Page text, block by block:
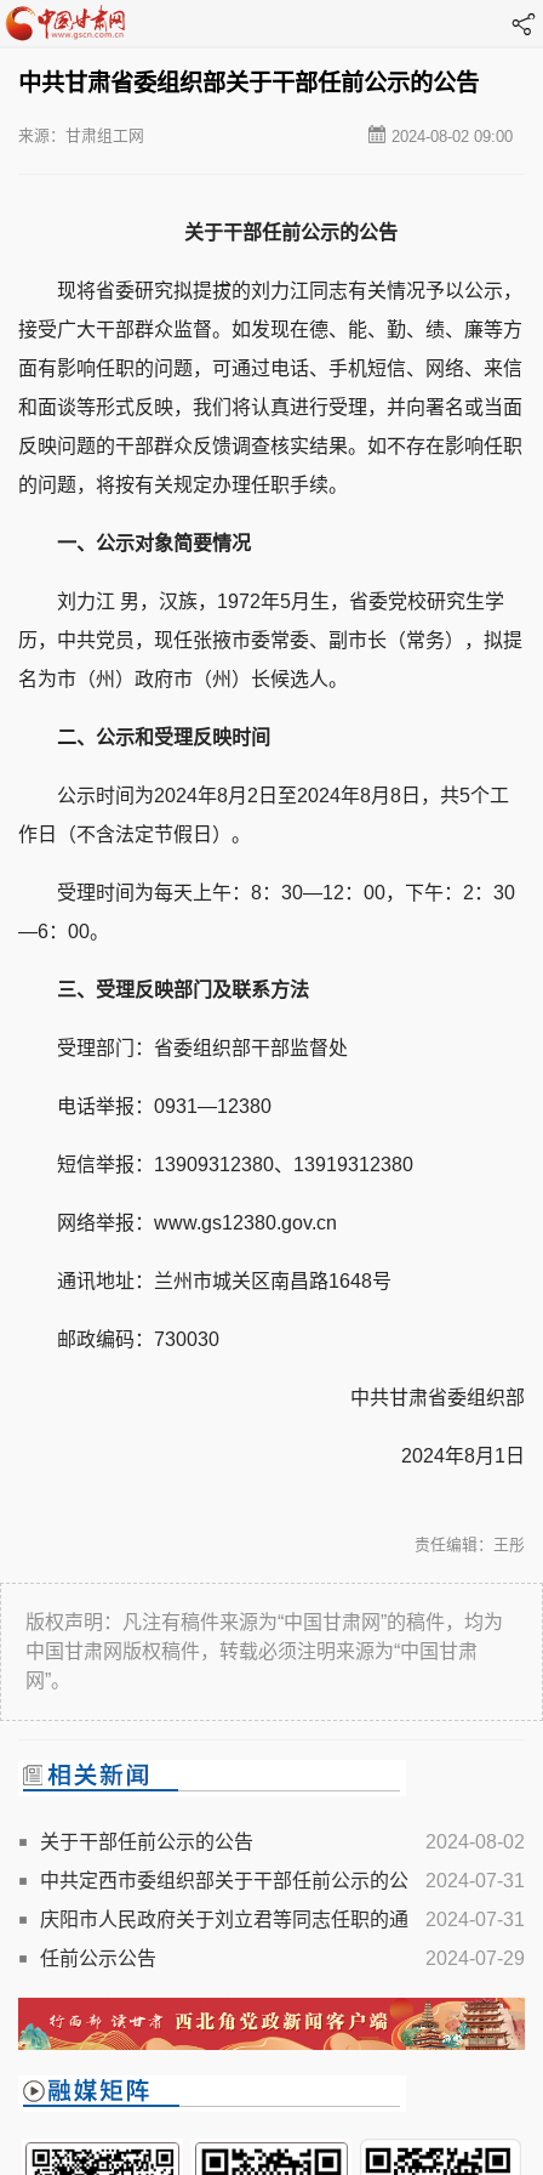
中共甘肃省委组织部关于干部任前公示的公告
2024-08-02 09:00
来源：甘肃组工网
关于干部任前公示的公告
现将省委研究拟提拔的刘力江同志有关情况予以公示，
接受广大干部群众监督。如发现在德、能、勤、绩、廉等方
面有影响任职的问题，可通过电话、手机短信、网络、来信
和面谈等形式反映，我们将认真进行受理，并向署名或当面
反映问题的干部群众反馈调查核实结果。如不存在影响任职
的问题，将按有关规定办理任职手续。
一、公示对象简要情况
刘力江 男，汉族，1972年5月生，省委党校研究生学
历，中共党员，现任张掖市委常委、副市长（常务），拟提
名为市（州）政府市（州）长候选人。
二、公示和受理反映时间
公示时间为2024年8月2日至2024年8月8日，共5个工
作日（不含法定节假日）。
受理时间为每天上午：8：30—12：00，下午：2：30
—6：00。
三、受理反映部门及联系方法
受理部门：省委组织部干部监督处
电话举报：0931—12380
短信举报：13909312380、13919312380
网络举报：www.gs12380.gov.cn
通讯地址：兰州市城关区南昌路1648号
邮政编码：730030
中共甘肃省委组织部
2024年8月1日
责任编辑：王彤
版权声明：凡注有稿件来源为“中国甘肃网”的稿件，均为
中国甘肃网版权稿件，转载必须注明来源为“中国甘肃
网”。
2024-08-02
关于干部任前公示的公告
2024-07-31
中共定西市委组织部关于干部任前公示的公
告
2024-07-31
庆阳市人民政府关于刘立君等同志任职的通
知
2024-07-29
任前公示公告